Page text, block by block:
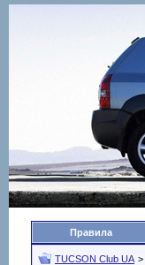
Правила
TUCSON Club UA >